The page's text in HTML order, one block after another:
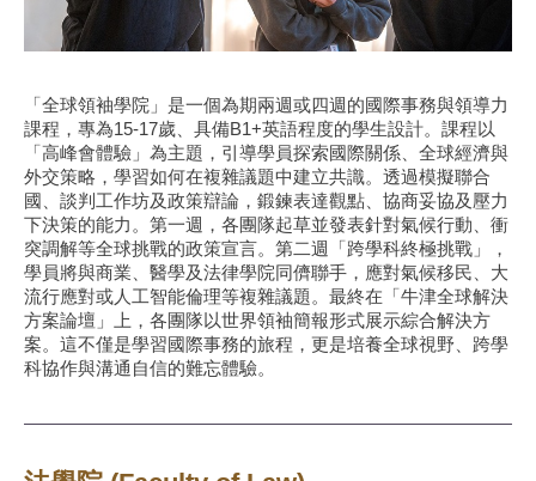
「全球領袖學院」是一個為期兩週或四週的國際事務與領導力
課程，專為15-17歲、具備B1+英語程度的學生設計。課程以
「高峰會體驗」為主題，引導學員探索國際關係、全球經濟與
外交策略，學習如何在複雜議題中建立共識。透過模擬聯合
國、談判工作坊及政策辯論，鍛鍊表達觀點、協商妥協及壓力
下決策的能力。第一週，各團隊起草並發表針對氣候行動、衝
突調解等全球挑戰的政策宣言。第二週「跨學科終極挑戰」，
學員將與商業、醫學及法律學院同儕聯手，應對氣候移民、大
流行應對或人工智能倫理等複雜議題。最終在「牛津全球解決
方案論壇」上，各團隊以世界領袖簡報形式展示綜合解決方
案。這不僅是學習國際事務的旅程，更是培養全球視野、跨學
科協作與溝通自信的難忘體驗。